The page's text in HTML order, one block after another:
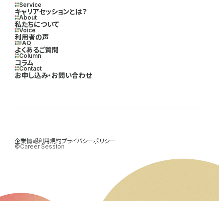
Service
キャリアセッションとは？
About
私たちについて
Voice
利用者の声
FAQ
よくあるご質問
Column
コラム
Contact
お申し込み・お問い合わせ
©Career Session
企業情報利用規約プライバシーポリシー